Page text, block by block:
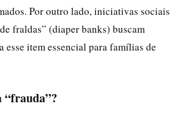
Por outro lado, iniciativas sociais
fraldas” (diaper banks) buscam
esse item essencial para famílias de
“frauda”?